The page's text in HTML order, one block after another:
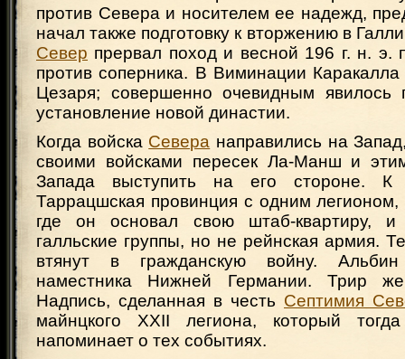
против Севера и носителем ее надежд,
начал также подготовку к вторжению в
Север прервал поход и весной 196 г. н. э.
против соперника. В Виминации
Цезаря; совершенно очевидным явилось
установление новой династии.
Когда войска Севера направились на
своими войсками пересек Ла-Манш и
Запада выступить на его стороне. К
Таррацшская провинция с одним легионом,
где он основал свою штаб-квартиру, и
галльские группы, но не рейнская армия.
втянут в гражданскую войну.
наместника Нижней Германии. Трир
Надпись, сделанная в честь Септимия
майнцкого XXII легиона, который
напоминает о тех событиях.